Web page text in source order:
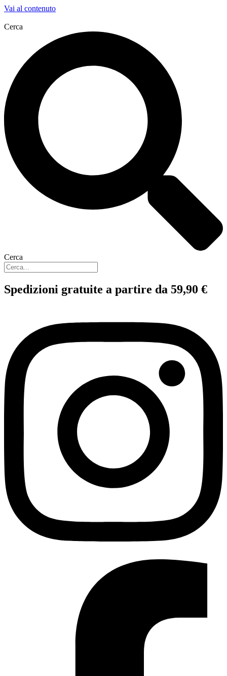
Vai al contenuto
Cerca
Cerca
Spedizioni gratuite a partire da 59,90 €